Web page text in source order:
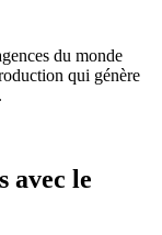
du monde
qui génère
avec le